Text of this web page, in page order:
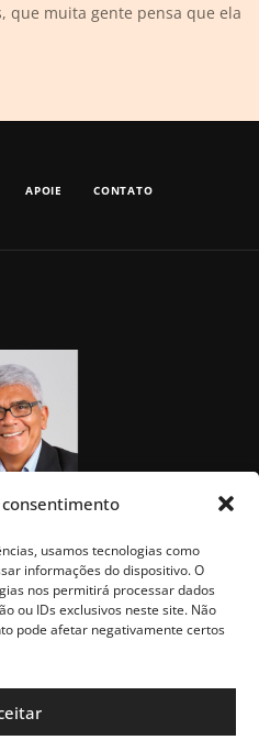
usamos tecnologias como
informações do dispositivo. O
nos permitirá processar dados
ou IDs exclusivos neste site. Não
pode afetar negativamente certos
que muita gente pensa que ela
APOIE CONTATO